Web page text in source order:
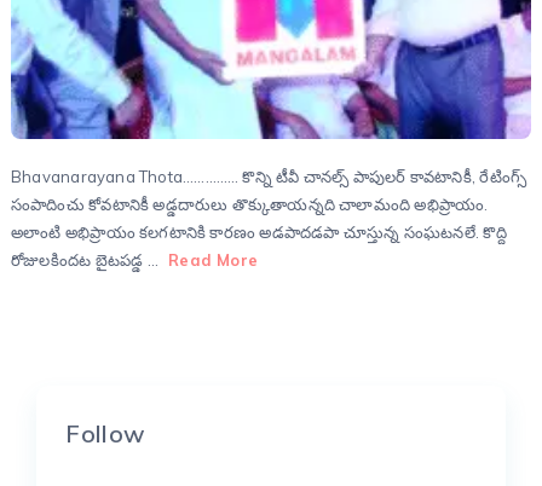
Bhavanarayana Thota…………… కొన్ని టీవీ చానల్స్ పాపులర్ కావటానికీ, రేటింగ్స్
సంపాదించు కోవటానికీ అడ్డదారులు తొక్కుతాయన్నది చాలామంది అభిప్రాయం.
అలాంటి అభిప్రాయం కలగటానికి కారణం అడపాదడపా చూస్తున్న సంఘటనలే. కొద్ది
రోజులకిందట బైటపడ్డ …
Read More
Follow